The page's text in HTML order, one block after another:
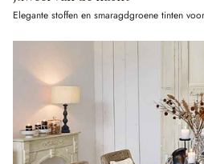
Elegante stoffen en smaragdgroene tinten